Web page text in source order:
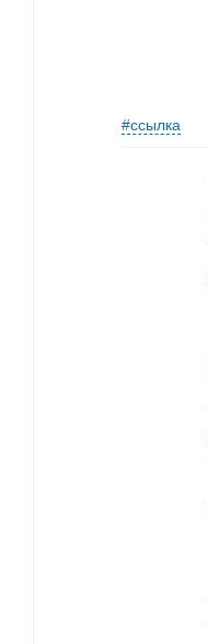
#ссылка